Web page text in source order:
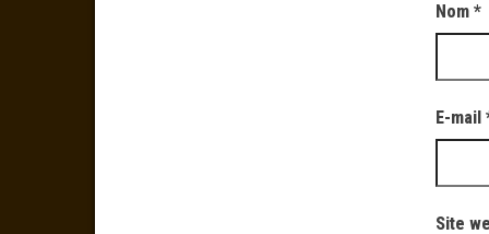
Nom*
E-mail
Site